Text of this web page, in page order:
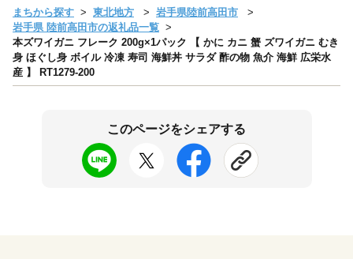
まちから探す 東北地方
岩手県陸前高田市
岩手県 陸前高田市の返礼品一覧
本ズワイガニ フレーク 200g×1パック 【 かに カニ 蟹 ズワイガニ むき
身 ほぐし身 ボイル 冷凍 寿司 海鮮丼 サラダ 酢の物 魚介 海鮮 広栄水
産 】 RT1279-200
このページをシェアする